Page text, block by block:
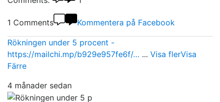
1 Comments Kommentera på Facebook
Rökningen under 5 procent -
https://mailchi.mp/b929e957fe6f/… ... Visa flerVisa
Färre
4 månader sedan